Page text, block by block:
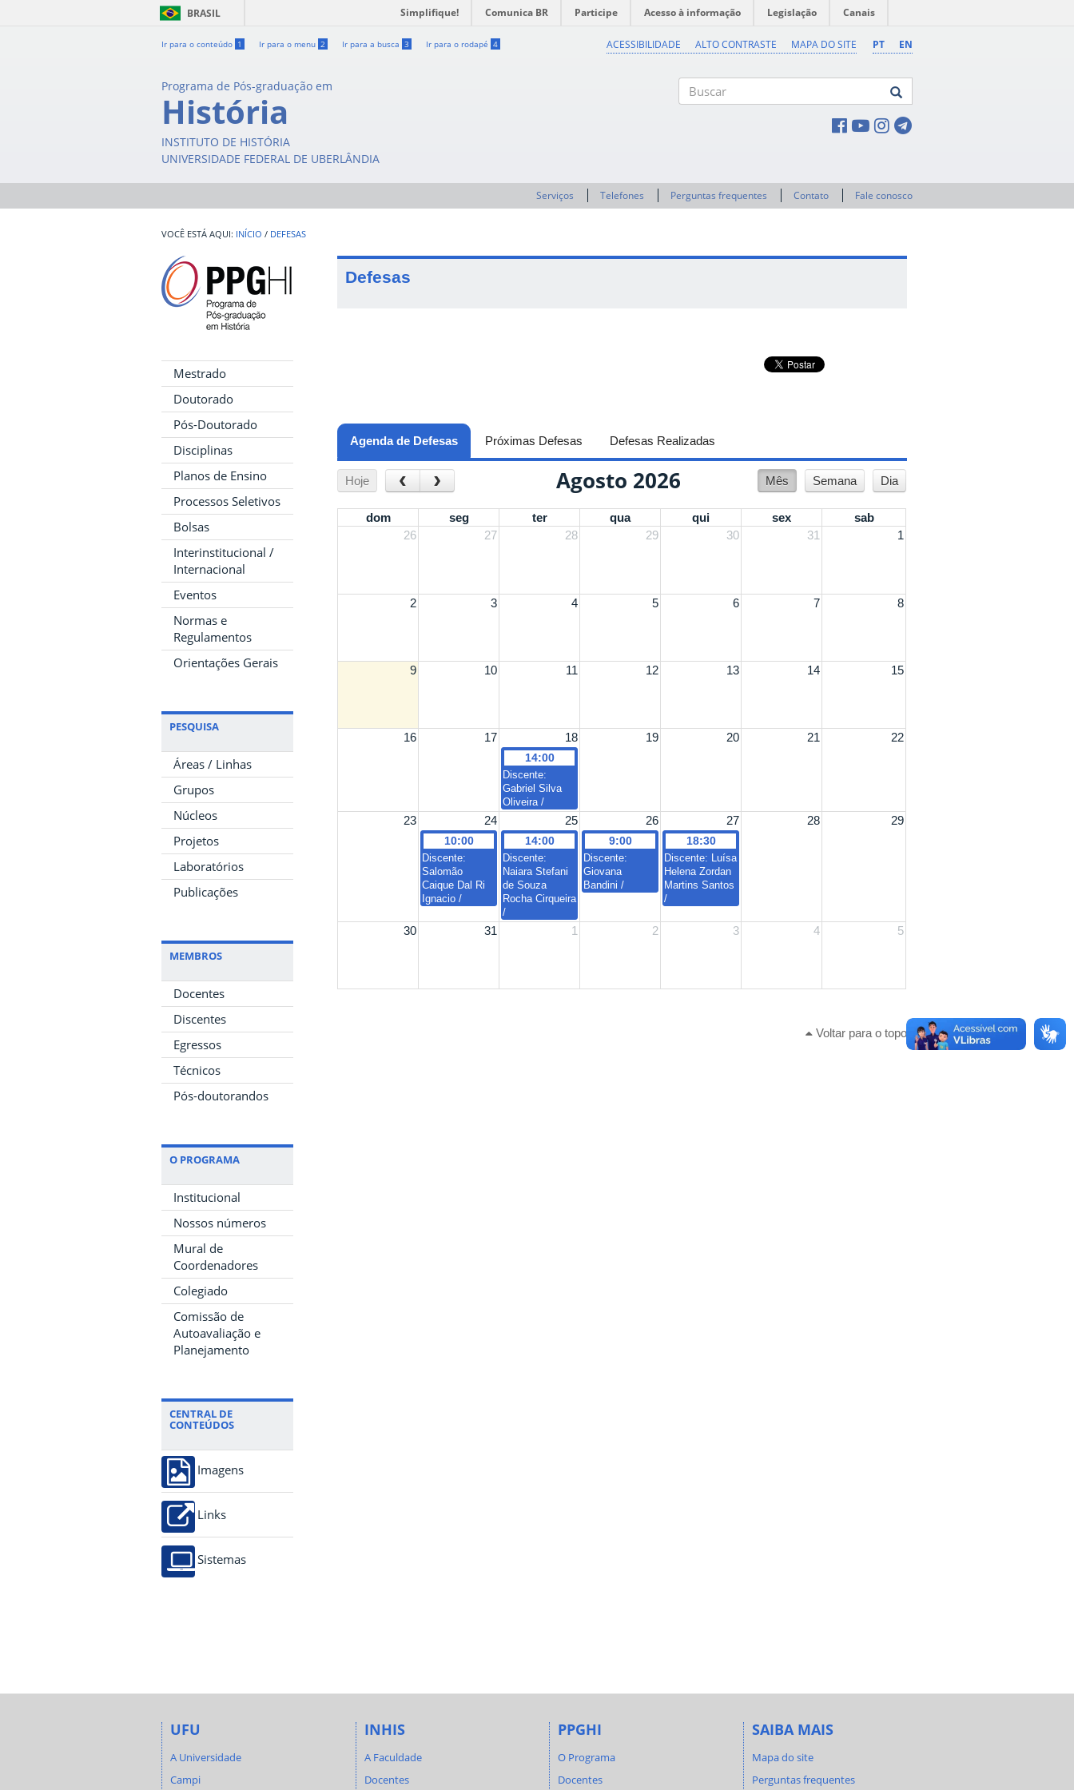
BRASIL Simplifique! Comunica BR Participe Acesso à informação Legislação Canais
Ir para o conteúdo 1 Ir para o menu 2 Ir para a busca 3 Ir para o rodapé 4 PT EN
ACESSIBILIDADE ALTO CONTRASTE MAPA DO SITE
Programa de Pós-graduação em
História
INSTITUTO DE HISTÓRIA
UNIVERSIDADE FEDERAL DE UBERLÂNDIA
Serviços Telefones Perguntas frequentes Contato Fale conosco
INÍCIO / DEFESAS
Mestrado
Doutorado
Pós-Doutorado
Disciplinas
Planos de Ensino
Processos Seletivos
Bolsas
Interinstitucional /
Internacional
Eventos
Normas e
Regulamentos
Orientações Gerais
PESQUISA
Áreas / Linhas
Grupos
Núcleos
Projetos
Laboratórios
Publicações
MEMBROS
Docentes
Discentes
Egressos
Técnicos
Pós-doutorandos
O PROGRAMA
Institucional
Nossos números
Mural de
Coordenadores
Colegiado
Comissão de
Autoavaliação e
Planejamento
CENTRAL DE
CONTEÚDOS
Imagens
Links
Sistemas
Defesas
Agenda de Defesas (aba ativa)
Próximas Defesas Defesas Realizadas
Hoje ‹ › Agosto 2026 Mês Semana Dia
14:00
Discente:
Gabriel Silva
Oliveira /
9:00
Discente:
Giovana
Bandini /
10:00
Discente:
Salomão
Caique Dal Ri
Ignacio /
14:00
Discente:
Naiara Stefani
de Souza
Rocha Cirqueira
/
18:30
Discente: Luísa
Helena Zordan
Martins Santos
/
dom seg ter qua qui sex
sab
26
27 28 29 30 31 1
2 3 4 5 6 7 8
9 10 11 12 13 14 15
16 17 18 19 20 21 22
23 24 25 26 27 28 29
30 31 1 2 3 4 5
Voltar para o topo
UFU
A Universidade
Campi
INHIS
A Faculdade
Docentes
PPGHI
O Programa
Docentes
SAIBA MAIS
Mapa do site
Perguntas frequentes